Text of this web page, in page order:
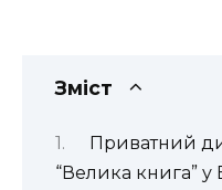
Зміст
Приватний
“Велика книга” у